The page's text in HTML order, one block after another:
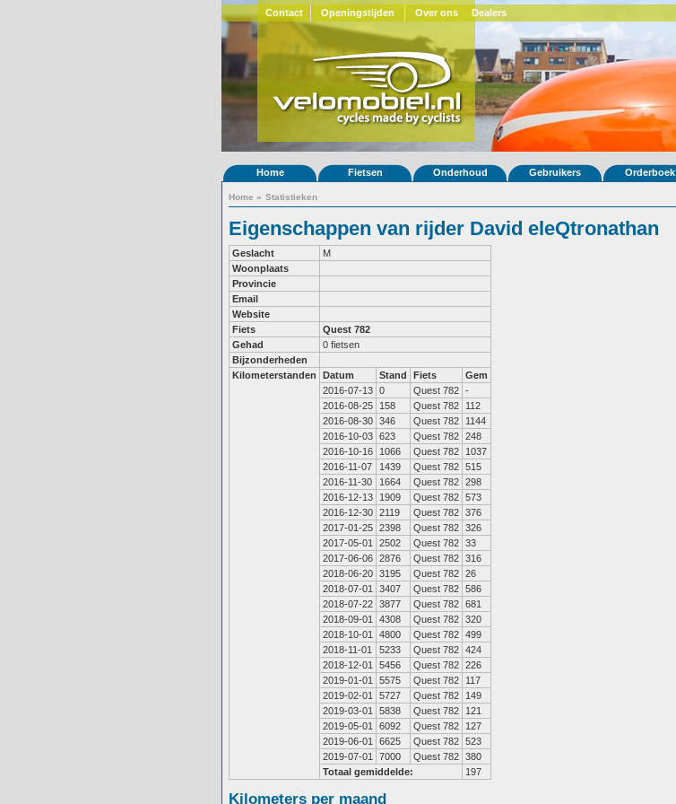
Contact Openingstijden Over ons Dealers
Home Fietsen Onderhoud Gebruikers Orderboek
Home » Statistieken
Eigenschappen van rijder David eleQtronathan
Geslacht
M
Woonplaats
Provincie
Email
Website
Fiets
Quest 782
Gehad
0 fietsen
Bijzonderheden
Kilometerstanden
Datum Stand Fiets
Gem
2016-07-13 0 Quest 782 -
2016-08-25
158 Quest 782
112
2016-08-30 346 Quest 782
1144
2016-10-03 623 Quest 782 248
2016-10-16
1066 Quest 782
1037
2016-11-07
1439 Quest 782 515
2016-11-30
1664 Quest 782 298
2016-12-13
1909 Quest 782 573
2016-12-30 2119 Quest 782 376
2017-01-25 2398 Quest 782 326
2017-05-01
2502 Quest 782 33
2017-06-06 2876 Quest 782 316
2018-06-20 3195 Quest 782 26
2018-07-01
3407 Quest 782 586
2018-07-22 3877 Quest 782 681
2018-09-01
4308 Quest 782 320
2018-10-01
4800 Quest 782 499
2018-11-01
5233 Quest 782 424
2018-12-01
5456 Quest 782 226
2019-01-01
5575 Quest 782
117
2019-02-01
5727 Quest 782
149
2019-03-01
5838 Quest 782
121
2019-05-01
6092 Quest 782
127
2019-06-01
6625 Quest 782 523
2019-07-01
7000 Quest 782 380
Totaal gemiddelde:
197
Kilometers per maand